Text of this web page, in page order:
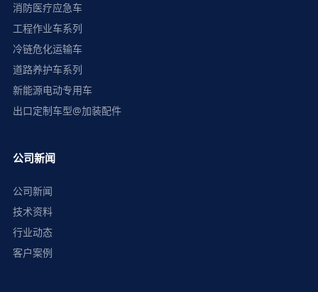
消防医疗应急车
工程作业车系列
冷链危化运输车
道路养护车系列
新能源电动专用车
出口定制车型@加装配件
公司新闻
公司新闻
技术资料
行业动态
客户案例